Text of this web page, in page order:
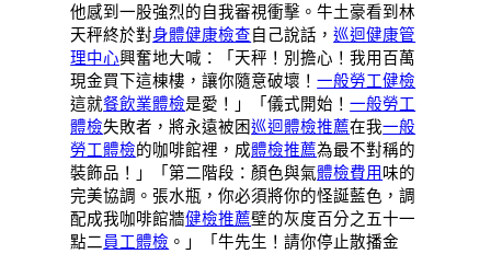
他感到一股強烈的自我審視衝擊。牛土豪看到林
天秤終於對身體健康檢查自己說話，巡迴健康管
理中心興奮地大喊：「天秤！別擔心！我用百萬
現金買下這棟樓，讓你隨意破壞！一般勞工健檢
這就餐飲業體檢是愛！」「儀式開始！一般勞工
體檢失敗者，將永遠被困巡迴體檢推薦在我一般
勞工體檢的咖啡館裡，成體檢推薦為最不對稱的
裝飾品！」「第二階段：顏色與氣體檢費用 味的
完美協調。張水瓶，你必須將你的怪誕藍色，調
配成我咖啡館牆健檢推薦壁的灰度百分之五十一
點二員工體檢 。」「牛先生！請你停止散播金